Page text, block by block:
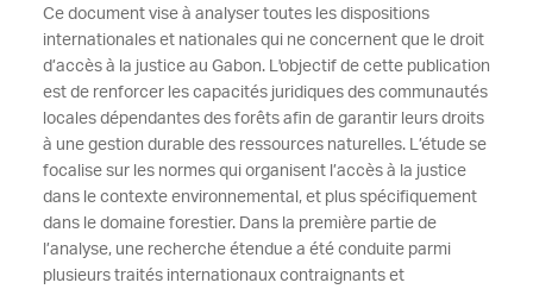
Ce document vise à analyser toutes les dispositions
internationales et nationales qui ne concernent que le droit
d’accès à la justice au Gabon. L'objectif de cette publication
est de renforcer les capacités juridiques des communautés
locales dépendantes des forêts afin de garantir leurs droits
à une gestion durable des ressources naturelles. L’étude se
focalise sur les normes qui organisent l’accès à la justice
dans le contexte environnemental, et plus spécifiquement
dans le domaine forestier. Dans la première partie de
l’analyse, une recherche étendue a été conduite parmi
plusieurs traités internationaux contraignants et